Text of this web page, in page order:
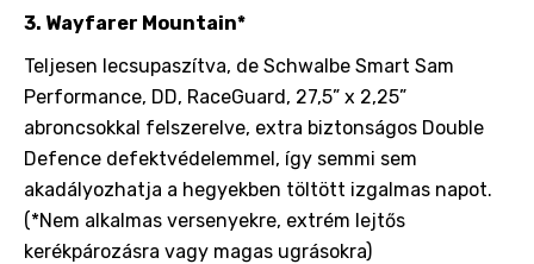
3. Wayfarer Mountain*
Teljesen lecsupaszítva, de Schwalbe Smart Sam
Performance, DD, RaceGuard, 27,5” x 2,25”
abroncsokkal felszerelve, extra biztonságos Double
Defence defektvédelemmel, így semmi sem
akadályozhatja a hegyekben töltött izgalmas napot.
(*Nem alkalmas versenyekre, extrém lejtős
kerékpározásra vagy magas ugrásokra)